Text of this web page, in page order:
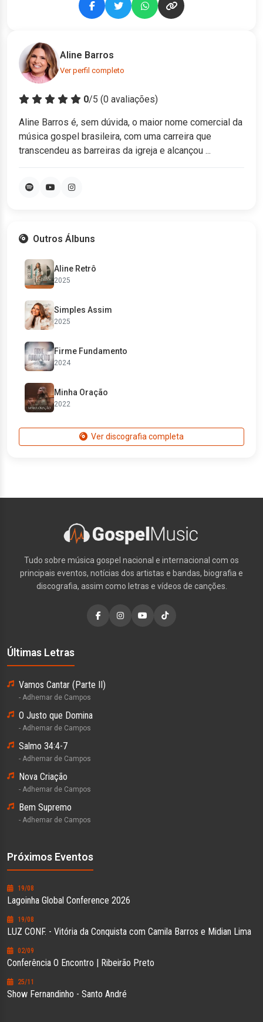
Aline Barros
Ver perfil completo
0/5 (0 avaliações)
Aline Barros é, sem dúvida, o maior nome comercial da
música gospel brasileira, com uma carreira que
transcendeu as barreiras da igreja e alcançou ...
Outros Álbuns
Aline Retrô
2025
Simples Assim
2025
Firme Fundamento
2024
Minha Oração
2022
Ver discografia completa
Tudo sobre música gospel nacional e internacional com os
principais eventos, notícias dos artistas e bandas, biografia e
discografia, assim como letras e vídeos de canções.
Últimas Letras
Vamos Cantar (Parte II)
- Adhemar de Campos
O Justo que Domina
- Adhemar de Campos
Salmo 34:4-7
- Adhemar de Campos
Nova Criação
- Adhemar de Campos
Bem Supremo
- Adhemar de Campos
Próximos Eventos
19/08
Lagoinha Global Conference 2026
19/08
LUZ CONF. - Vitória da Conquista com Camila Barros e Midian Lima
02/09
Conferência O Encontro | Ribeirão Preto
25/11
Show Fernandinho - Santo André